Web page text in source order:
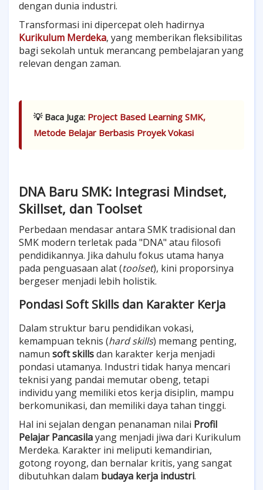
dengan dunia industri.
Transformasi ini dipercepat oleh hadirnya
Kurikulum Merdeka, yang memberikan fleksibilitas
bagi sekolah untuk merancang pembelajaran yang
relevan dengan zaman.
💡 Baca Juga: Project Based Learning SMK,
Metode Belajar Berbasis Proyek Vokasi
DNA Baru SMK: Integrasi Mindset,
Skillset, dan Toolset
Perbedaan mendasar antara SMK tradisional dan
SMK modern terletak pada "DNA" atau filosofi
pendidikannya. Jika dahulu fokus utama hanya
pada penguasaan alat (toolset), kini proporsinya
bergeser menjadi lebih holistik.
Pondasi Soft Skills dan Karakter Kerja
Dalam struktur baru pendidikan vokasi,
kemampuan teknis (hard skills) memang penting,
namun soft skillsdan karakter kerja menjadi
pondasi utamanya. Industri tidak hanya mencari
teknisi yang pandai memutar obeng, tetapi
individu yang memiliki etos kerja disiplin, mampu
berkomunikasi, dan memiliki daya tahan tinggi.
Hal ini sejalan dengan penanaman nilai Profil
Pelajar Pancasilayang menjadi jiwa dari Kurikulum
Merdeka. Karakter ini meliputi kemandirian,
gotong royong, dan bernalar kritis, yang sangat
dibutuhkan dalam budaya kerja industri.